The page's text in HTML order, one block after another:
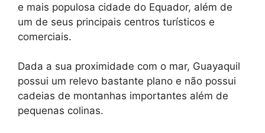
e mais populosa cidade do Equador, além de
um de seus principais centros turísticos e
comerciais.
Dada a sua proximidade com o mar, Guayaquil
possui um relevo bastante plano e não possui
cadeias de montanhas importantes além de
pequenas colinas.